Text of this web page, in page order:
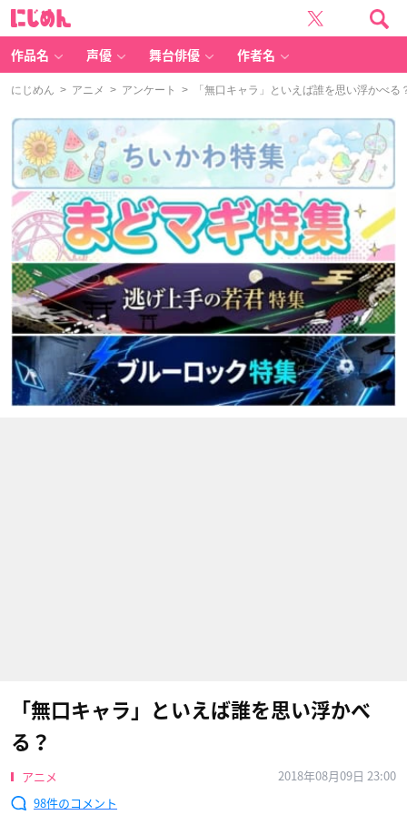
作品名 声優 舞台俳優 作者名
にじめん > アニメ > アンケート > 「無口キャラ」といえば誰を思い浮かべる
「無口キャラ」といえば誰を思い浮かべ
る？
アニメ
2018年08月09日 23:00
98